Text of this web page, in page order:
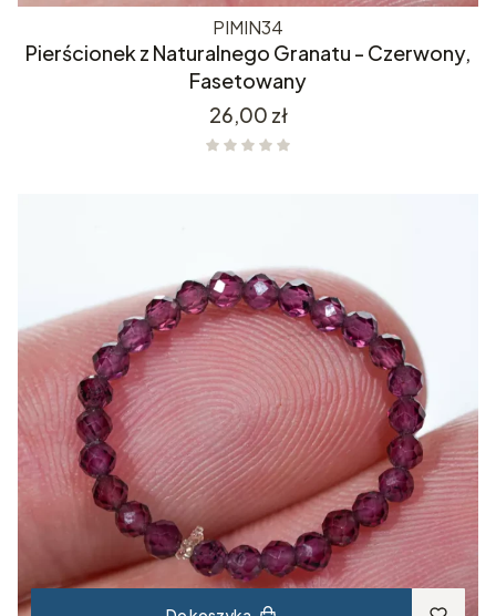
PIMIN34
Pierścionek z Naturalnego Granatu - Czerwony,
Fasetowany
Cena
26,00 zł